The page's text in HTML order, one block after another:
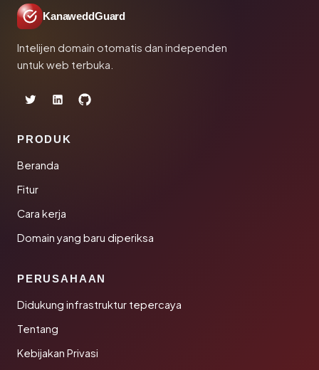
KanaweddGuard
Intelijen domain otomatis dan independen
untuk web terbuka.
PRODUK
Beranda
Fitur
Cara kerja
Domain yang baru diperiksa
PERUSAHAAN
Didukung infrastruktur tepercaya
Tentang
Kebijakan Privasi